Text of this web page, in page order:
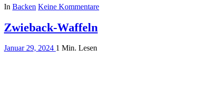
In Backen Keine Kommentare
Zwieback-Waffeln
Januar 29, 2024 1 Min. Lesen